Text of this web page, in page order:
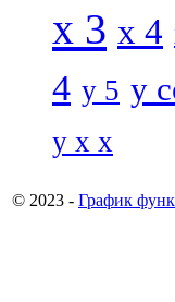
x 3 x 4
4 y 5 y
y x x
© 2023 - График